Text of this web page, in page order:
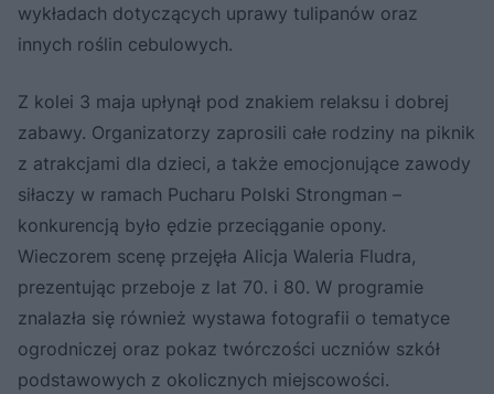
wykładach dotyczących uprawy tulipanów oraz
innych roślin cebulowych.
Z kolei 3 maja upłynął pod znakiem relaksu i dobrej
zabawy. Organizatorzy zaprosili całe rodziny na piknik
z atrakcjami dla dzieci, a także emocjonujące zawody
siłaczy w ramach Pucharu Polski Strongman –
konkurencją było ędzie przeciąganie opony.
Wieczorem scenę przejęła Alicja Waleria Fludra,
prezentując przeboje z lat 70. i 80. W programie
znalazła się również wystawa fotografii o tematyce
ogrodniczej oraz pokaz twórczości uczniów szkół
podstawowych z okolicznych miejscowości.